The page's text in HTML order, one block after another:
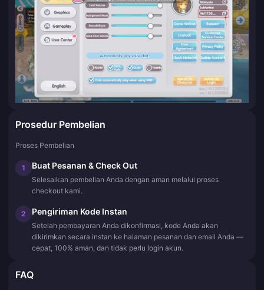
Prosedur Pembelian
Proses Pembelian
1 Buat Pesanan & Check Out
Selesaikan pembelian Anda dengan aman melalui proses
checkout kami.
2 Pengiriman Kode Instan
Setelah pembayaran Anda dikonfirmasi, kode Anda akan
dikirimkan secara instan ke halaman pesanan dan email Anda —
cepat, 100% aman, dan tidak perlu login akun.
FAQ